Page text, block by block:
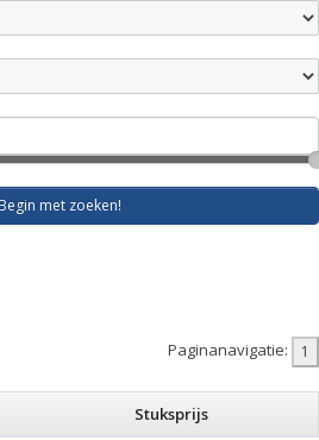
met zoeken!
Paginanavigatie:
Stuksprijs